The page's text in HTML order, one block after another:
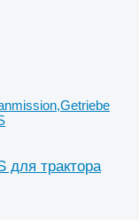
для трактора